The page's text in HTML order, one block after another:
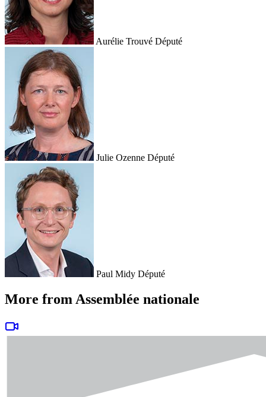
Aurélie Trouvé Député
Julie Ozenne Député
Paul Midy Député
More from Assemblée nationale